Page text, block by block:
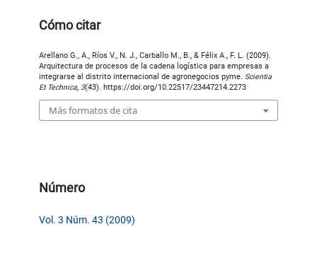
Cómo citar
Arellano G., A., Ríos V., N. J., Carballo M., B., & Félix A., F. L. (2009).
Arquitectura de procesos de la cadena logística para empresas a
integrarse al distrito internacional de agronegocios pyme. Scientia
Et Technica, 3(43). https://doi.org/10.22517/23447214.2273
Más formatos de cita
Número
Vol. 3 Núm. 43 (2009)